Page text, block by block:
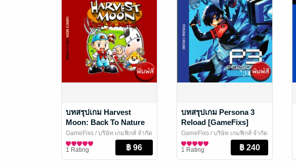
บทสรุปเกม Harvest
Moon: Back To Nature
[GameFixs]
GameFixs / บริษัท เกมฟิกส์ จำกัด
นิตยสารการ์ตูนและเกม
1 Rating
บทสรุปเกม Persona 3
Reload [GameFixs]
GameFixs / บริษัท เกมฟิกส์ จำกัด
นิตยสารการ์ตูนและเกม
1 Rating